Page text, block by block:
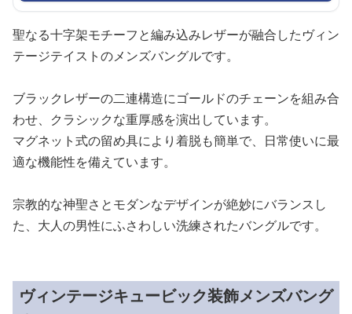
聖なる十字架モチーフと編み込みレザーが融合したヴィン
テージテイストのメンズバングルです。
ブラックレザーの二連構造にゴールドのチェーンを組み合
わせ、クラシックな重厚感を演出しています。
マグネット式の留め具により着脱も簡単で、日常使いに最
適な機能性を備えています。
宗教的な神聖さとモダンなデザインが絶妙にバランスし
た、大人の男性にふさわしい洗練されたバングルです。
ヴィンテージキュービック装飾メンズバング